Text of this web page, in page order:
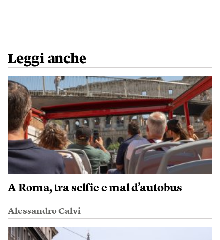
Leggi anche
A Roma, tra selfie e mal d’autobus
Alessandro Calvi